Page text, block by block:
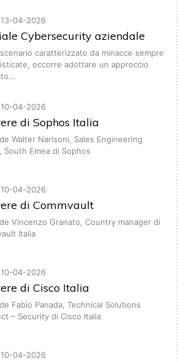
13-04-2026
Cybersecurity aziendale
caratterizzato da minacce sempre
occorre adottare un approccio
10-04-2026
di Sophos Italia
Walter Narisoni, Sales Engineering
South Emea di Sophos
10-04-2026
di Commvault
Vincenzo Granato, Country manager di
Italia
10-04-2026
di Cisco Italia
Fabio Panada, Technical Solutions
– Security di Cisco Italia
10-04-2026